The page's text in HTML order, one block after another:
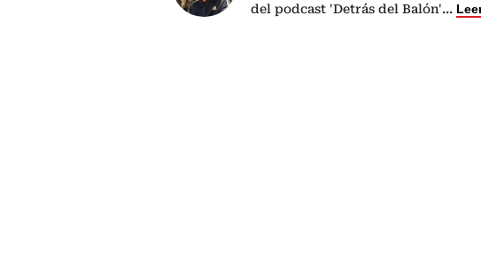
del podcast 'Detrás del Balón'...